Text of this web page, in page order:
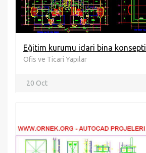
Eğitim kurumu idari bina konsepti
Ofis ve Ticari Yapılar
20 Oct